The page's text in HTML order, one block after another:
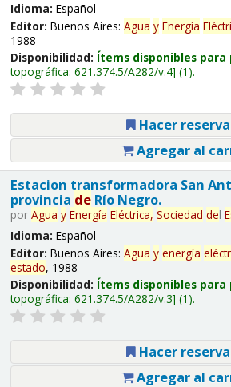
Idioma: Español
Editor: Buenos Aires: Agua y Energía
1988
Disponibilidad: Ítems disponibles para
topográfica: 621.374.5/A282/v.4 (1).
Hacer reserva
Agregar al
Estacion transformadora San
provincia deRío Negro.
por Agua y Energía Eléctrica, Sociedad del
Idioma: Español
Editor: Buenos Aires: Agua y energía
estado, 1988
Disponibilidad: Ítems disponibles para
topográfica: 621.374.5/A282/v.3 (1).
Hacer reserva
Agregar al